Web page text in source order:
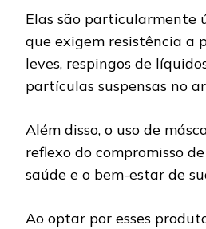
Elas são particularmente
que exigem resistência a
leves, respingos de
partículas suspensas no
Além disso, o uso de
reflexo do compromisso
saúde e o bem-estar de
Ao optar por esses